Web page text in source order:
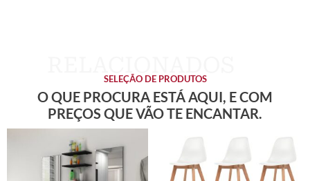
SELEÇÃO DE PRODUTOS
O QUE PROCURA ESTÁ AQUI, E COM
PREÇOS QUE VÃO TE ENCANTAR.